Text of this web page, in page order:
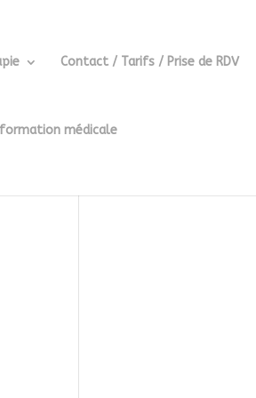
Contact / Tarifs / Prise de RDV
médicale